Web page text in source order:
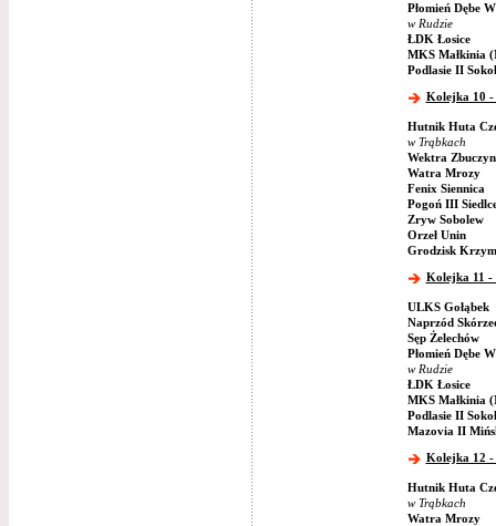
Płomień Dębe
w Rudzie
ŁDK Łosice
MKS Małkinia
Podlasie II
Kolejka 10 -
Hutnik Huta
w Trąbkach
Wektra Zbuczyn
Watra Mrozy
Fenix Siennica
Pogoń III
Zryw Sobolew
Orzeł Unin
Grodzisk
Kolejka 11 -
ULKS Gołąbek
Naprzód
Sęp Żelechów
Płomień Dębe
w Rudzie
ŁDK Łosice
MKS Małkinia
Podlasie II
Mazovia II
Kolejka 12 -
Hutnik Huta
w Trąbkach
Watra Mrozy